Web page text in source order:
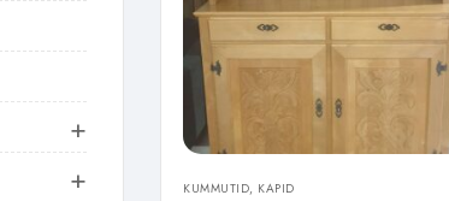
+
+ KUMMUTID, KAPID